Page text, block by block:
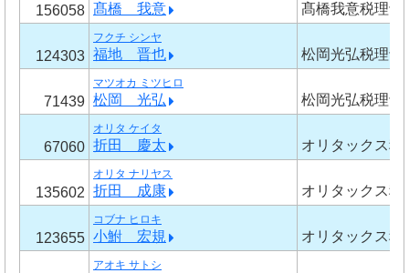
156058 髙橋 我意 髙橋我意税理士
124303
フクチ シンヤ
福地 晋也 松岡光弘税理士
71439
マツオカ ミツヒロ
松岡 光弘 松岡光弘税理士
67060
オリタ ケイタ
折田 慶太 オリタックス税
135602
オリタ ナリヤス
折田 成康 オリタックス税
123655
コブナ ヒロキ
小鮒 宏規 オリタックス税
アオキ サトシ